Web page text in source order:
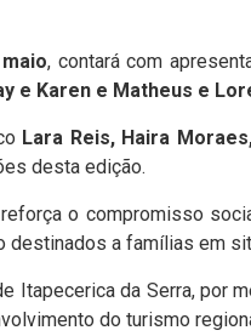
, contará com
e Karen e Matheus e
Lara Reis, Haira
desta edição.
o compromisso
a famílias em
Itapecerica da Serra, por
do turismo